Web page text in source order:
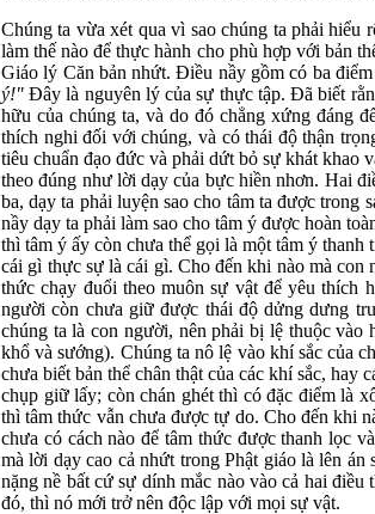
Chúng ta vừa xét qua vì sao chúng ta phải hiểu
làm thế nàođể thực hành cho phù hợp với bản
Giáo lý Căn bản nhứt. Điều nầy gồm có ba
ý!"Đây là nguyên lý của sự thực tập.Đã biết
hữu của chúng ta, và do đó chẳng xứng đáng
thích nghiđối với chúng, và có thái độ thận
tiêu chuẩn đạo đức và phải dứt bỏ sự khát khao
theođúng như lời dạy của bực hiền nhơn. Hai
ba, dạy ta phải luyện sao cho tâm ta được trong
nầy dạy ta phải làm sao cho tâm ýđược hoàn
thì tâm ý ấy còn chưa thể gọi là một tâm ý
cái gì thực sự là cái gì. Cho đến khi nào mà con
thức chạy đuổi theo muôn sự vật để yêu thích
người còn chưa giữđược thái độ dửng dưng
chúng ta là con người, nên phải bị lệ thuộc
khổ và sướng). Chúng ta nô lệ vào khí sắc của
chưa biết bản thể chân thật của các khí sắc,
chụp giữ lấy; còn chán ghét thì cóđặc điểm là
thì tâm thức vẫn chưađược tự do. Cho đến khi n
chưa có cách nàođể tâm thức được thanh lọc v
mà lời dạy cao cả nhứt trong Phật giáo là lên
nặng nề bất cứ sự dính mắc nào vào cả haiđiều
đó, thì nó mới trở nên độc lập với mọi sự vật.